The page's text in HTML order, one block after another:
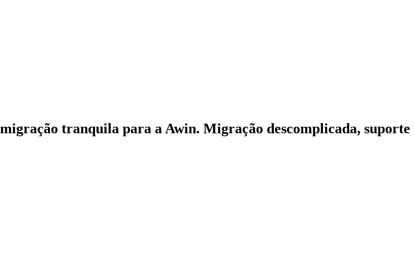
tranquila para a Awin. Migração descomplicada, suporte